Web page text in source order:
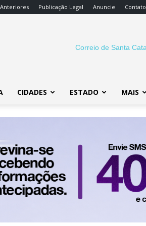
Publicação Legal Anuncie Contato
SC
CIDADES ESTADO MAIS